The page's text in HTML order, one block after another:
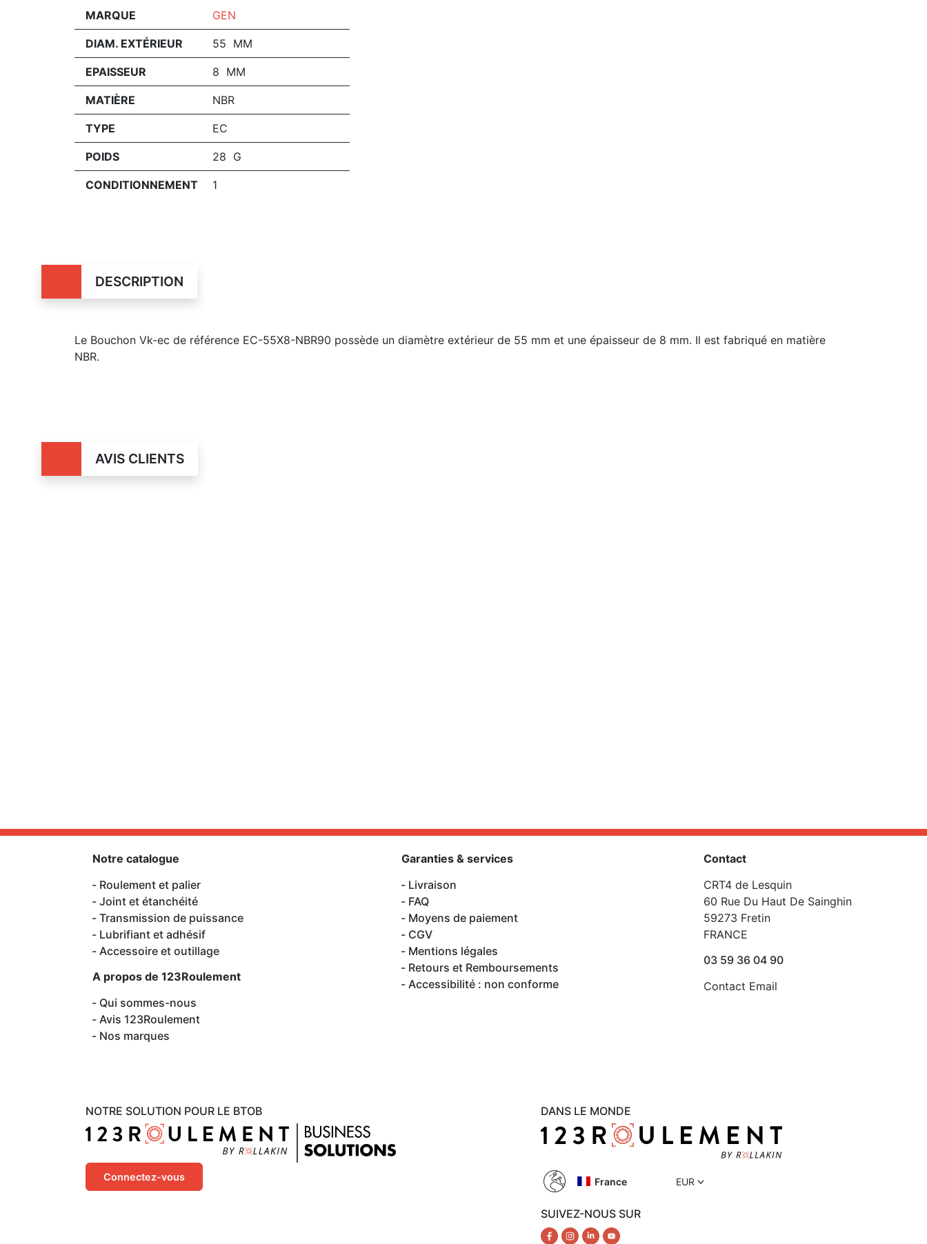
MARQUE GEN
DIAM. EXTÉRIEUR 55 MM
EPAISSEUR 8 MM
MATIÈRE NBR
TYPE EC
POIDS 28 G
CONDITIONNEMENT 1
DESCRIPTION
Le Bouchon Vk-ec de référence EC-55X8-NBR90 possède un diamètre extérieur de 55 mm et une épaisseur de 8 mm. Il est fabriqué en matière
NBR.
AVIS CLIENTS
NOTRE SOLUTION POUR LE BTOB
Connectez-vous
Notre catalogue
Roulement et palier
Joint et étanchéité
Transmission de puissance
Lubrifiant et adhésif
Accessoire et outillage
A propos de 123Roulement
Qui sommes-nous
Avis 123Roulement
Nos marques
Garanties & services
Livraison
FAQ
Moyens de paiement
CGV
Mentions légales
Retours et Remboursements
Accessibilité : non conforme
Contact
CRT4 de Lesquin
60 Rue Du Haut De Sainghin
59273 Fretin
FRANCE
03 59 36 04 90
Contact Email
DANS LE MONDE
France EUR
SUIVEZ-NOUS SUR